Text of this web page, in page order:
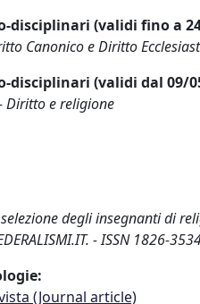
(validi fino a
Canonico e Diritto
(validi dal 09/
Diritto e religione
degli insegnanti di
- ISSN 1826-
(Journal article)